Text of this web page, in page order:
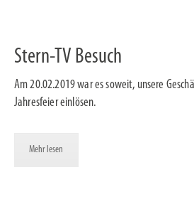
Stern-TV Besuch
Am 20.02.2019 war es soweit, unsere
Jahresfeier einlösen.
Mehr lesen